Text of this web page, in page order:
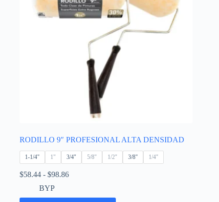
RODILLO 9″ PROFESIONAL ALTA DENSIDAD
1-1/4" 1" 3/4" 5/8" 1/2" 3/8" 1/4"
$58.44 - $98.86Rango
desde
BYP